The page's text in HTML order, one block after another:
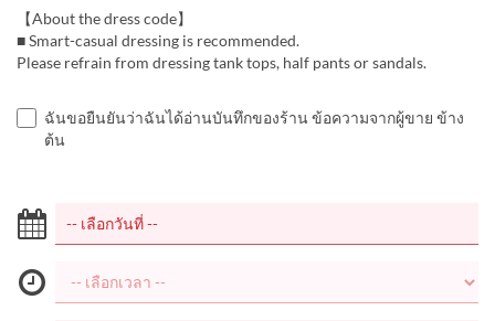
【About the dress code】
■ Smart-casual dressing is recommended.
Please refrain from dressing tank tops, half pants or sandals.
ฉันขอยืนยันว่าฉันได้อ่านบันทึกของร้าน ข้อความจากผู้ขาย ข้าง
ต้น